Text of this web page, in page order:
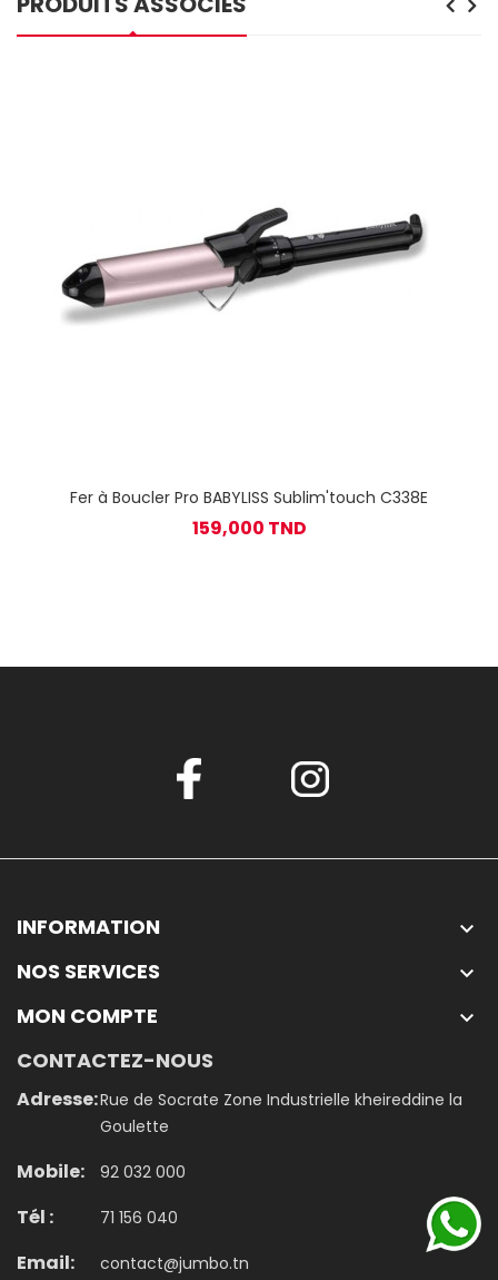
Fer à Boucler Pro BABYLISS Sublim'touch C338E
159,000 TND
INFORMATION 
NOS SERVICES 
MON COMPTE 
CONTACTEZ-NOUS
Adresse:Rue de Socrate Zone Industrielle kheireddine la
Goulette
Mobile: 92 032 000
Tél : 71 156 040
Email: contact@jumbo.tn